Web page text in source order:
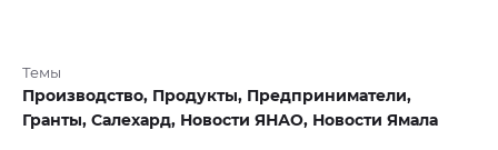
Темы
Производство, Продукты, Предприниматели,
Гранты, Салехард, Новости ЯНАО, Новости Ямала